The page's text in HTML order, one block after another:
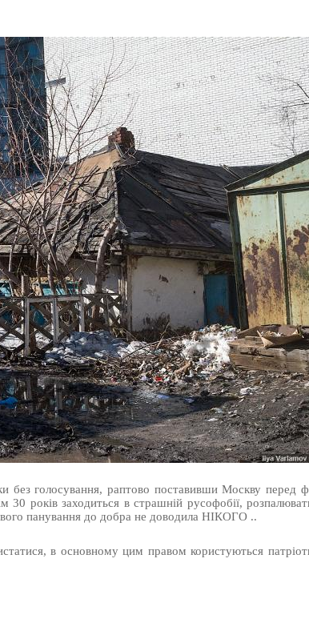
голосування, раптово поставивши Москву перед
років заходиться в страшній русофобії,
панування до добра не доводила НІКОГО ..
в основному цим правом користуються